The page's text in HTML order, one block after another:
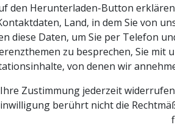
den Herunterladen-Button
Land, in dem Sie von
diese Daten, um Sie per Telefon
zu besprechen, Sie mit
von denen wir
Zustimmung jederzeit
berührt nicht die